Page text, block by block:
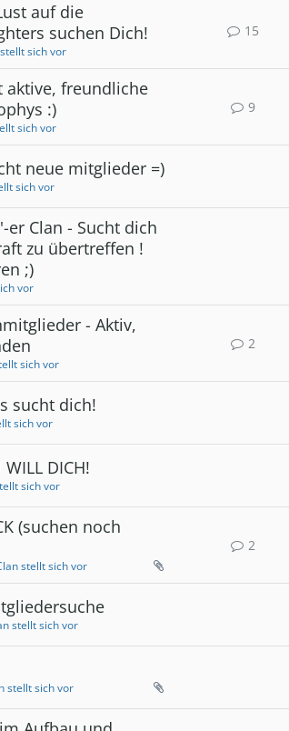
auf die
suchen Dich!
sich vor
15
aktive, freundliche
:)
sich vor
9
neue mitglieder =)
sich vor
er Clan - Sucht dich
zu übertreffen !
;)
vor
- Aktiv,
sich vor
2
sucht dich!
sich vor
WILL DICH!
sich vor
(suchen noch
stellt sich vor
2
stellt sich vor
stellt sich vor